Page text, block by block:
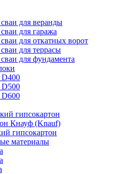
для веранды
для гаража
для откатных ворот
для террасы
для фундамента
D400
D500
D600
гипсокартон
Кнауф (Knauf)
гипсокартон
материалы